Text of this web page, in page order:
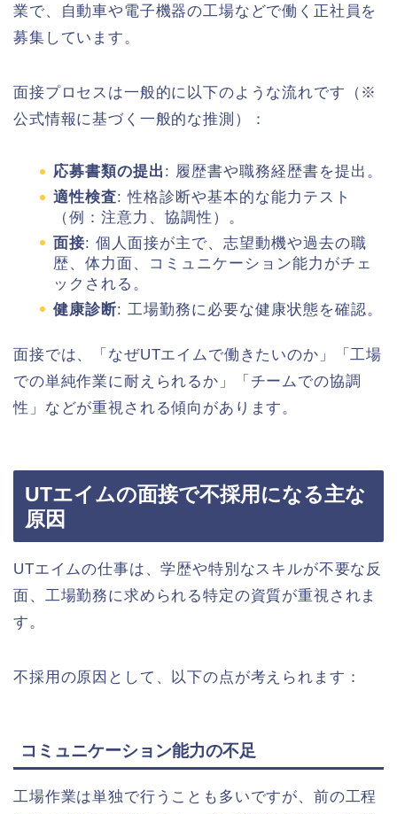
業で、自動車や電子機器の工場などで働く正社員を
募集しています。
面接プロセスは一般的に以下のような流れです（※
公式情報に基づく一般的な推測）：
応募書類の提出 : 履歴書や職務経歴書を提出。
適性検査: 性格診断や基本的な能力テスト
（例：注意力、協調性）。
面接: 個人面接が主で、志望動機や過去の職
歴、体力面、コミュニケーション能力がチェ
ックされる。
健康診断: 工場勤務に必要な健康状態を確認。
面接では、「なぜUTエイムで働きたいのか」「工場
での単純作業に耐えられるか」「チームでの協調
性」などが重視される傾向があります。
UTエイムの面接で不採用になる主な
原因
UTエイムの仕事は、学歴や特別なスキルが不要な反
面、工場勤務に求められる特定の資質が重視されま
す。
不採用の原因として、以下の点が考えられます：
コミュニケーション能力の不足
工場作業は単独で行うことも多いですが、前の工程